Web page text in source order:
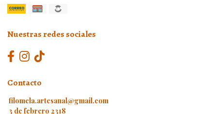
Nuestras redes sociales
Contacto
filomela.artesanal@gmail.com
3 de febrero 2318